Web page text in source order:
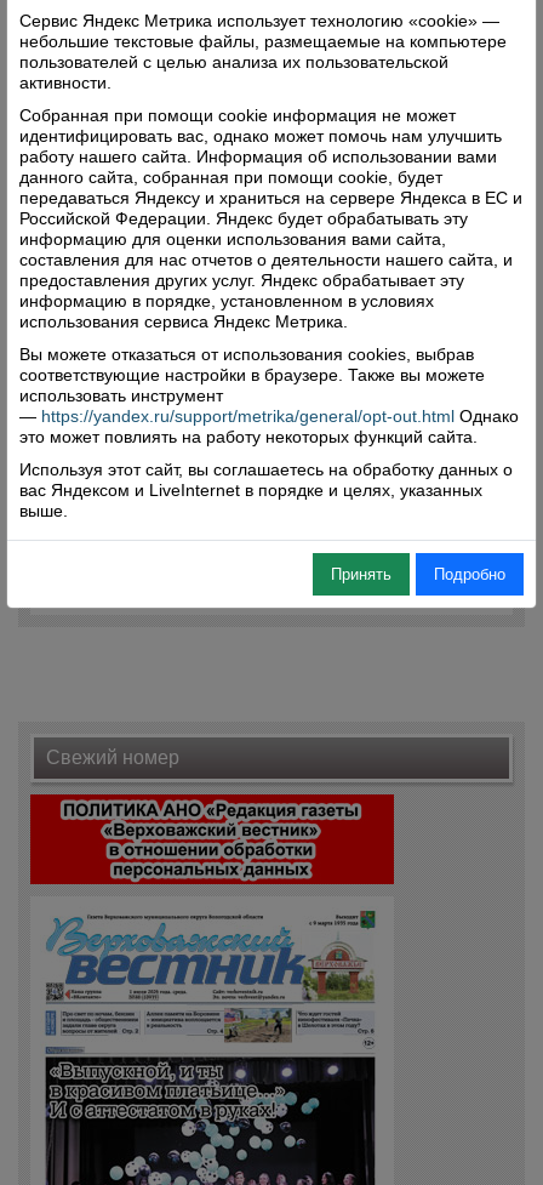
гости посмотрели новую постановку этого
сезона – спектакль «Посадская история.
Продолжение».
Ульяна Пивоварова. Фото автора
Читайте также:
Первый визит владыки Игнатия
С помощью Божией и людской. В
Липецком поселении продолжается
восстановление церковной святыни
Во имя Пресвятой Богородицы.
Корреспондент "ВВ" принял участие в
уникальном крестном ходу
Поделиться
Комментарии (0)
Свежий номер
Сервис Яндекс Метрика использует технологию «cookie» —
небольшие текстовые файлы, размещаемые на компьютере
пользователей с целью анализа их пользовательской
активности.
Собранная при помощи cookie информация не может
идентифицировать вас, однако может помочь нам улучшить
работу нашего сайта. Информация об использовании вами
данного сайта, собранная при помощи cookie, будет
передаваться Яндексу и храниться на сервере Яндекса в ЕС и
Российской Федерации. Яндекс будет обрабатывать эту
информацию для оценки использования вами сайта,
составления для нас отчетов о деятельности нашего сайта, и
предоставления других услуг. Яндекс обрабатывает эту
информацию в порядке, установленном в условиях
использования сервиса Яндекс Метрика.
Вы можете отказаться от использования cookies, выбрав
соответствующие настройки в браузере. Также вы можете
использовать инструмент
— https://yandex.ru/support/metrika/general/opt-out.html Однако
это может повлиять на работу некоторых функций сайта.
Используя этот сайт, вы соглашаетесь на обработку данных о
вас Яндексом и LiveInternet в порядке и целях, указанных
выше.
Принять Подробно